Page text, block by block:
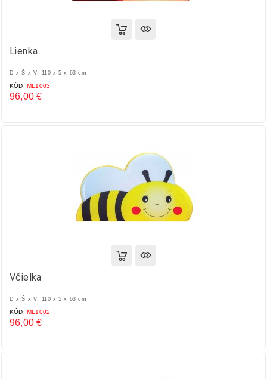
Lienka
D x Š x V: 110 x 5 x 63 cm
KÓD: ML1003
96,00 €
Včielka
D x Š x V: 110 x 5 x 63 cm
KÓD: ML1002
96,00 €